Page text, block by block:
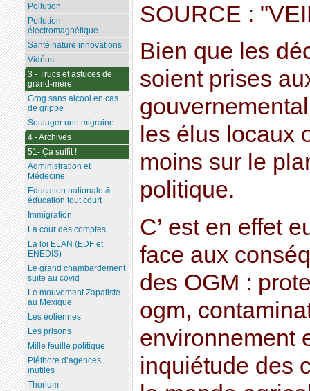
SOURCE :
Bien que les
soient prises
les élus locaux
moins sur le
politique.
C’ est en effet
face aux
des OGM :
ogm,
environnement
inquiétude des
Pollution
Pollution
électromagnétique.
Santé nature innovations
Vidéos
3 - Trucs et astuces de
grand-mère
Grog sans alcool en cas
de grippe
Soulager une migraine
4 - Archives
51- Ça suffit !
Administration et
Médecine
Education nationale &
éducation tout court
Immigration
La cour des comptes
La loi ELAN (EDF et
ENEDIS)
Le grand chambardement
suite au covid
Le mouvement Zapatiste
au Mexique
Les éoliennes
Les prisons
Mille feuille politique
Pléthore d’agences
inutiles
Thorium